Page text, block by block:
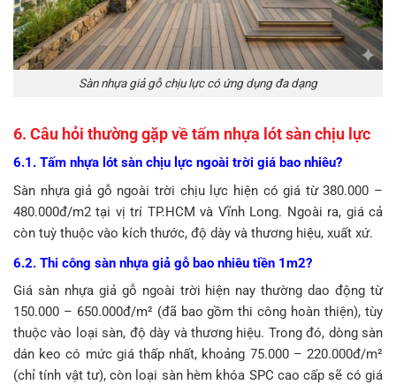
Sàn nhựa giả gỗ chịu lực có ứng dụng đa dạng
6. Câu hỏi thường gặp về tấm nhựa lót sàn chịu lực
6.1. Tấm nhựa lót sàn chịu lực ngoài trời giá bao nhiêu?
Sàn nhựa giả gỗ ngoài trời chịu lực hiện có giá từ 380.000 –
480.000đ/m2 tại vị trí TP.HCM và Vĩnh Long. Ngoài ra, giá cả
còn tuỳ thuộc vào kích thước, độ dày và thương hiệu, xuất xứ.
6.2. Thi công sàn nhựa giả gỗ bao nhiêu tiền 1m2?
Giá sàn nhựa giả gỗ ngoài trời hiện nay thường dao động từ
150.000 – 650.000đ/m² (đã bao gồm thi công hoàn thiện), tùy
thuộc vào loại sàn, độ dày và thương hiệu. Trong đó, dòng sàn
dán keo có mức giá thấp nhất, khoảng 75.000 – 220.000đ/m²
(chỉ tính vật tư), còn loại sàn hèm khóa SPC cao cấp sẽ có giá